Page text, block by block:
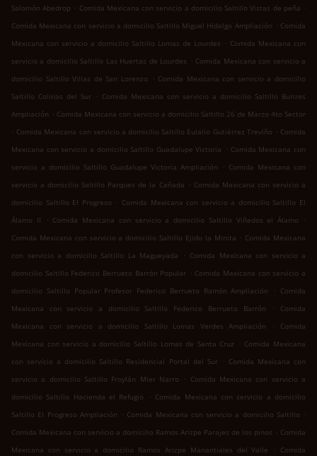
Salomón Abedrop . Comida Mexicana con servicio a domicilio Saltillo Vistas de peña .
Comida Mexicana con servicio a domicilio Saltillo Miguel Hidalgo Ampliación . Comida
Mexicana con servicio a domicilio Saltillo Lomas de Lourdes . Comida Mexicana con
servicio a domicilio Saltillo Las Huertas de Lourdes . Comida Mexicana con servicio a
domicilio Saltillo Villas de San Lorenzo
. Comida Mexicana con servicio a domicilio
Saltillo Colinas del Sur . Comida Mexicana con servicio a domicilio Saltillo Buitres
Ampliación . Comida Mexicana con servicio a domicilio Saltillo 26 de Marzo 4to Sector
. Comida Mexicana con servicio a domicilio Saltillo Eulalio Gutiérrez Treviño . Comida
Mexicana con servicio a domicilio Saltillo Guadalupe Victoria . Comida Mexicana con
servicio a domicilio Saltillo Guadalupe Victoria Ampliación
. Comida Mexicana con
servicio a domicilio Saltillo Parques de la Cañada . Comida Mexicana con servicio a
domicilio Saltillo El Progreso . Comida Mexicana con servicio a domicilio Saltillo El
Álamo II
. Comida Mexicana con servicio a domicilio Saltillo Viñedos el Álamo
.
Comida Mexicana con servicio a domicilio Saltillo Ejido la Minita . Comida Mexicana
con servicio a domicilio Saltillo La Magueyada
. Comida Mexicana con servicio a
domicilio Saltillo Federico Berrueto Barrón Popular . Comida Mexicana con servicio a
domicilio Saltillo Popular Profesor Federico Berrueto Ramón Ampliación
. Comida
Mexicana con servicio a domicilio Saltillo Federico Berrueto Barrón
.
Comida
Mexicana con servicio a domicilio Saltillo Lomas Verdes Ampliación
.
Comida
Mexicana con servicio a domicilio Saltillo Lomas de Santa Cruz
. Comida Mexicana
con servicio a domicilio Saltillo Residencial Portal del Sur . Comida Mexicana con
servicio a domicilio Saltillo Froylán Mier Narro
. Comida Mexicana con servicio a
domicilio Saltillo Hacienda el Refugio
. Comida Mexicana con servicio a domicilio
Saltillo El Progreso Ampliación . Comida Mexicana con servicio a domicilio Saltillo .
Comida Mexicana con servicio a domicilio Ramos Arizpe Parajes de los pinos . Comida
Mexicana con servicio a domicilio Ramos Arizpe Manantiales del Valle
. Comida